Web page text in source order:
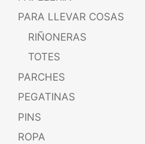
PARA LLEVAR COSAS
RIÑONERAS
TOTES
PARCHES
PEGATINAS
PINS
ROPA